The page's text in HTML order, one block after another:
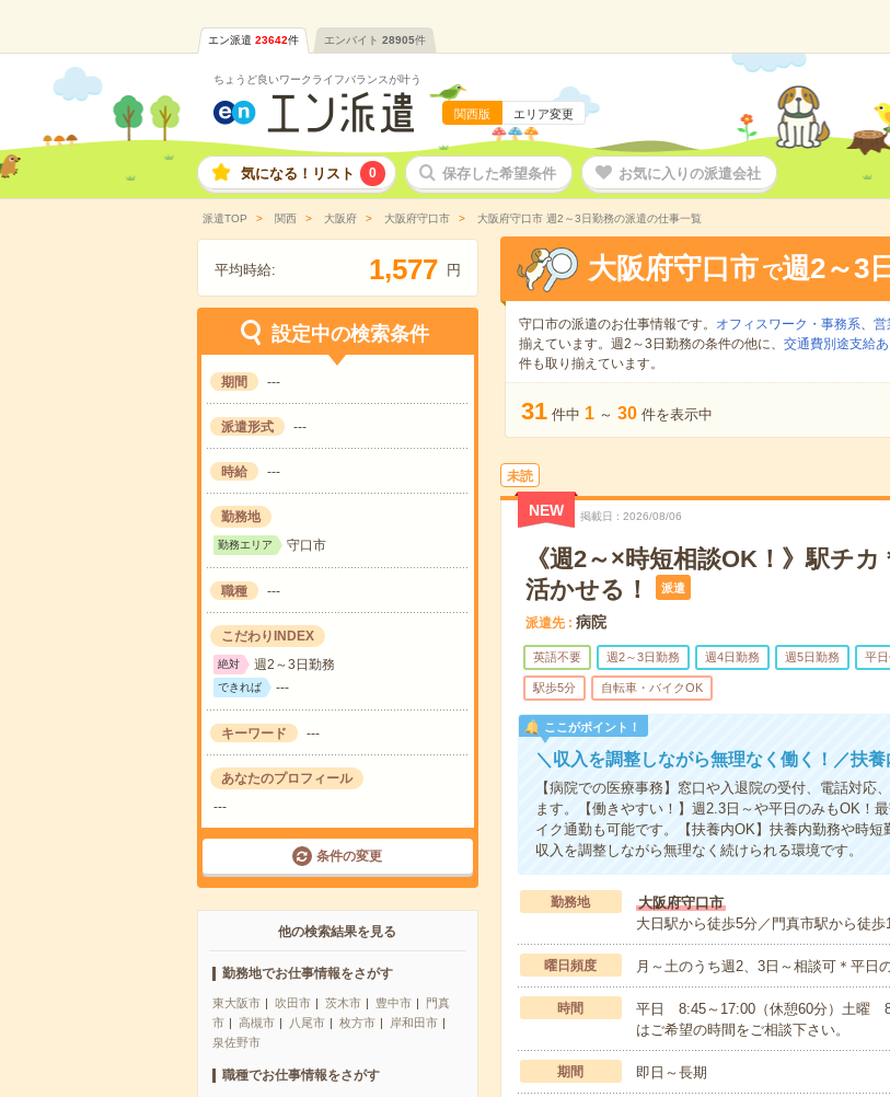
エン派遣 23642件 エンバイト 28905件
ちょうど良いワークライフバランスが叶う
関西版 エリア変更
気になる！リスト 0 保存した希望条件 お気に入りの派遣会社
派遣TOP 関西 大阪府 大阪府守口市 大阪府守口市 週2～3日勤務の派遣の仕事一覧
平均時給: 1,577 円
設定中の検索条件
期間 ---
派遣形式 ---
時給 ---
勤務地
勤務エリア 守口市
職種 ---
こだわりINDEX
絶対 週2～3日勤務
できれば ---
キーワード ---
あなたのプロフィール
---
条件の変更
他の検索結果を見る
勤務地でお仕事情報をさがす
東大阪市 吹田市 茨木市 豊中市
門真
市
高槻市 八尾市 枚方市
岸和田市
泉佐野市
職種でお仕事情報をさがす
大阪府守口市 で週2～3
守口市の派遣のお仕事情報です。 オフィスワーク・事務系、 営
揃えています。週2～3日勤務の条件の他に、 交通費別途支給あ
件も取り揃えています。
31 件中 1 ～ 30 件を表示中
未読
NEW 掲載日 2026/08/06
《週2～×時短相談OK！》駅チ
活かせる！
派遣
派遣先 病院
英語不要 週2～3日勤務 週4日勤務 週5日勤務 平日
駅歩5分 自転車・バイクOK
ここがポイント！
＼収入を調整しながら無理なく働く！／扶
【病院での医療事務】窓口や入退院の受付、電話対
ます。【働きやすい！】週2.3日～や平日のみもOK！
イク通勤も可能です。【扶養内OK】扶養内勤務や時
収入を調整しながら無理なく続けられる環境です。
勤務地
大阪府守口市
大日駅から徒歩5分／門真市駅から徒歩
曜日頻度 月～土のうち週2、3日～相談可＊平日
時間
平日 8:45～17:00（休憩60分）土曜
はご希望の時間をご相談下さい。
期間 即日～長期